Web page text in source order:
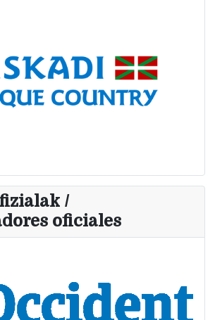
/
oficiales